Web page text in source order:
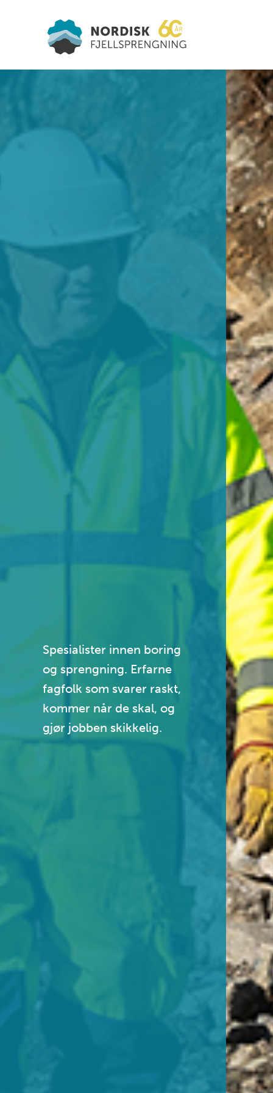
Spesialister innen boring
og sprengning. Erfarne
fagfolk som svarer raskt,
kommer når de skal, og
gjør jobben skikkelig.